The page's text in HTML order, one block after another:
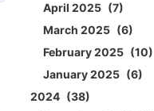
April 2025
7
March 2025
6
February 2025
10
January 2025
6
2024
38